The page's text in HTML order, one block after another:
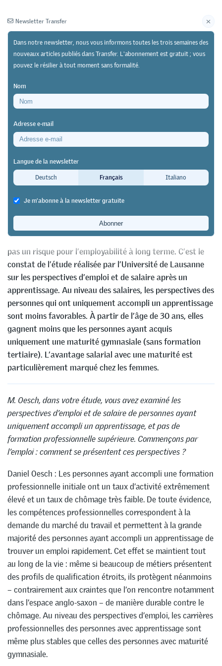
Newsletter Archives
01/01/16
Étude de l’Université de Lausanne
Gagne-t-on vraiment davantage
avec la maturité qu’avec un
apprentissage ?
Même si elle débouche sur des profils de qualification
étroits, la formation professionnelle initiale ne constitue
pas un risque pour l’employabilité à long terme. C’est le
constat de l’étude réalisée par l’Université de Lausanne
sur les perspectives d’emploi et de salaire après un
apprentissage. Au niveau des salaires, les perspectives des
personnes qui ont uniquement accompli un apprentissage
sont moins favorables. À partir de l’âge de 30 ans, elles
gagnent moins que les personnes ayant acquis
uniquement une maturité gymnasiale (sans formation
tertiaire). L’avantage salarial avec une maturité est
particulièrement marqué chez les femmes.
M. Oesch, dans votre étude, vous avez examiné les
perspectives d’emploi et de salaire de personnes ayant
uniquement accompli un apprentissage, et pas de
formation professionnelle supérieure. Commençons par
l’emploi : comment se présentent ces perspectives ?
Daniel Oesch : Les personnes ayant accompli une formation
professionnelle initiale ont un taux d’activité extrêmement
élevé et un taux de chômage très faible. De toute évidence,
les compétences professionnelles correspondent à la
demande du marché du travail et permettent à la grande
majorité des personnes ayant accompli un apprentissage de
trouver un emploi rapidement. Cet effet se maintient tout
au long de la vie : même si beaucoup de métiers présentent
des profils de qualification étroits, ils protègent néanmoins
– contrairement aux craintes que l’on rencontre notamment
dans l’espace anglo-saxon – de manière durable contre le
chômage. Au niveau des perspectives d’emploi, les carrières
professionnelles des personnes avec apprentissage sont
même plus stables que celles des personnes avec maturité
gymnasiale.
Newsletter Transfer
Dans notre newsletter, nous vous informons toutes les trois semaines des
nouveaux articles publiés dans Transfer. L'abonnement est gratuit ; vous
pouvez le résilier à tout moment sans formalité.
Nom
Adresse e-mail
Langue de la newsletter
Deutsch
Français Italiano
Je m'abonne à la newsletter gratuite